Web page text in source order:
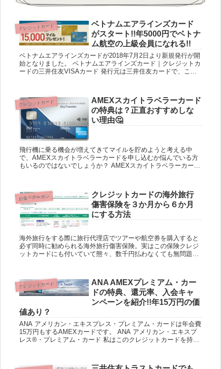
クレジットカード
ベトナムエアラインズカード
がスタート!!年5000円でベトナ
ム航空の上級会員になれる!!
ベトナムエアラインズカードが2018年7月2日より新規発行が開
始となりました。 ベトナムエアラインズカード｜クレジットカ
ードの三井住友VISAカード 発行元は三井住友カードで、この
クレジットカード
AMEXスカイトラベラーカード
の特典は？正直おすすめしな
い理由🤔
飛行機に乗る機会が増えてきてマイルを貯めようと考える中
で、AMEXスカイトラベラーカードを申し込むか悩んでいる方
もいるのではないでしょうか？ AMEXスカイトラベラーカード
お金・クーポン
クレジットカードの海外旅行
傷害保険を３か月から６か月
にする方法
海外旅行をする際に旅行代理店でツアーや航空券を購入すると
必ず同時に勧められる海外旅行傷害保険。実はこの保険クレジ
ットカードにも付いていて態々、数千円払わなくても無問題！
クレジットカード
ANA AMEXプレミアム・カー
ドの特典、還元率、入会キャ
ンペーンを紹介!!年15万円の価
値あり？
ANA アメリカン・エキスプレス・プレミアム・カードは年会費
15万円もするAMEXカードです。 ANA アメリカン・エキスプ
レス®・プレミアム・カード 私はこのクレジットカードを持っ